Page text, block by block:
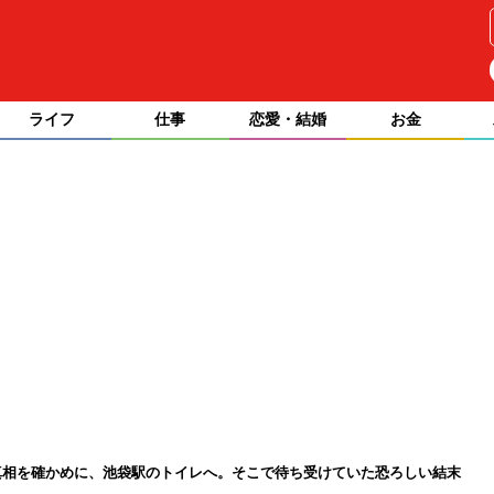
ライフ 仕事 恋愛・結婚 お金
を確かめに、池袋駅のトイレへ。そこで待ち受けていた恐ろしい結末